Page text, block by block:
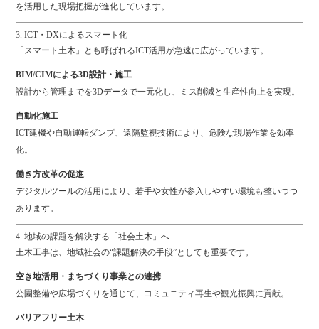
を活用した現場把握が進化しています。
3. ICT・DXによるスマート化
「スマート土木」とも呼ばれるICT活用が急速に広がっています。
BIM/CIMによる3D設計・施工
設計から管理までを3Dデータで一元化し、ミス削減と生産性向上を実現。
自動化施工
ICT建機や自動運転ダンプ、遠隔監視技術により、危険な現場作業を効率
化。
働き方改革の促進
デジタルツールの活用により、若手や女性が参入しやすい環境も整いつつ
あります。
4. 地域の課題を解決する「社会土木」へ
土木工事は、地域社会の“課題解決の手段”としても重要です。
空き地活用・まちづくり事業との連携
公園整備や広場づくりを通じて、コミュニティ再生や観光振興に貢献。
バリアフリー土木